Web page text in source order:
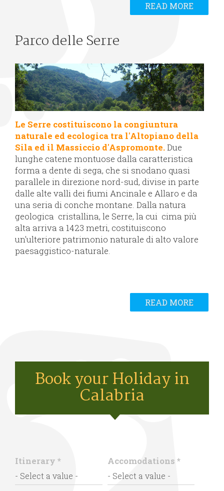
READ MORE
Parco delle Serre
Le Serre costituiscono la congiuntura
naturale ed ecologica tra l'Altopiano della
Sila ed il Massiccio d'Aspromonte.Due
lunghe catene montuose dalla caratteristica
forma a dente di sega, che si snodano quasi
parallele in direzione nord-sud, divise in parte
dalle alte valli dei fiumi Ancinale e Allaro e da
una seria di conche montane. Dalla natura
geologica cristallina, le Serre, la cui cima più
alta arriva a 1423 metri, costituiscono
un'ulteriore patrimonio naturale di alto valore
paesaggistico-naturale.
READ MORE
Book your Holiday in
Calabria
Itinerary * Accomodations *